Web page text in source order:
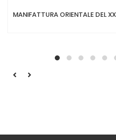
MANIFATTURA ORIENTALE